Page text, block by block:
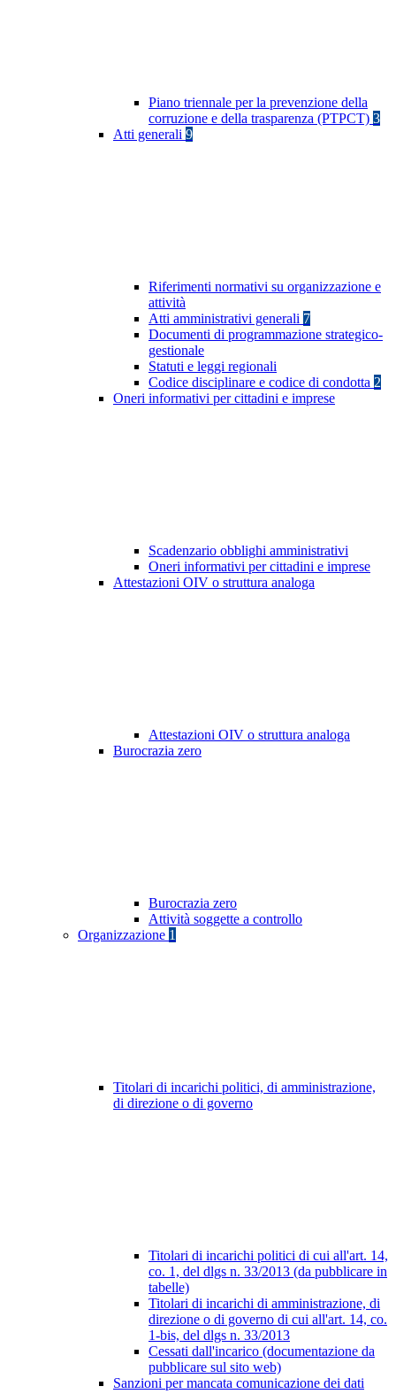
Piano triennale per la prevenzione della
corruzione e della trasparenza (PTPCT) 3
Atti generali 9
Riferimenti normativi su organizzazione e
attività
Atti amministrativi generali 7
Documenti di programmazione strategico-
gestionale
Statuti e leggi regionali
Codice disciplinare e codice di condotta 2
Oneri informativi per cittadini e imprese
Scadenzario obblighi amministrativi
Oneri informativi per cittadini e imprese
Attestazioni OIV o struttura analoga
Attestazioni OIV o struttura analoga
Burocrazia zero
Burocrazia zero
Attività soggette a controllo
Organizzazione 1
Titolari di incarichi politici, di amministrazione,
di direzione o di governo
Titolari di incarichi politici di cui all'art. 14,
co. 1, del dlgs n. 33/2013 (da pubblicare in
tabelle)
Titolari di incarichi di amministrazione, di
direzione o di governo di cui all'art. 14, co.
1-bis, del dlgs n. 33/2013
Cessati dall'incarico (documentazione da
pubblicare sul sito web)
Sanzioni per mancata comunicazione dei dati